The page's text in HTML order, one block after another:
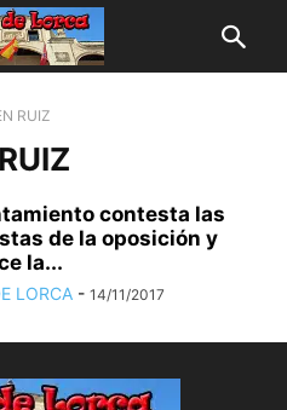
RUIZ
contesta las
de la oposición y
la...
LORCA - 14/11/2017